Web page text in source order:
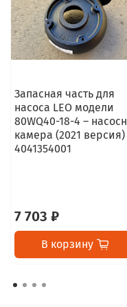
Запасная часть для
насоса LEO модели
80WQ40-18-4 –
камера (2021 версия)
4041354001
7 703 ₽
В корзину